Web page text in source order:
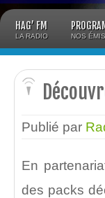
HAG’ FM
LA RADIO NOS
Publié par
En
des packs